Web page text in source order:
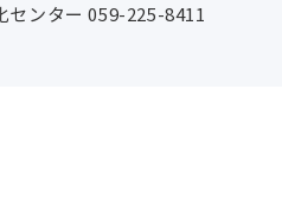
センター 059-225-8411